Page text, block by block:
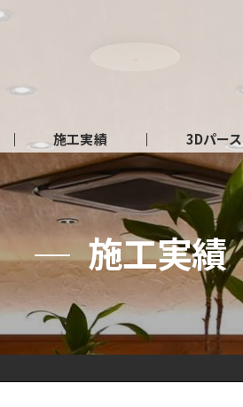
施工実績 3Dパース
施工実績